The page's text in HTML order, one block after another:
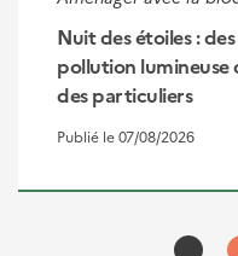
Nuit des étoiles :
pollution
des particuliers
Publié le 07/08/2026